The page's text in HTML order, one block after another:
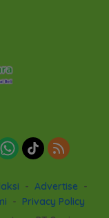
Advertise
Privacy Policy